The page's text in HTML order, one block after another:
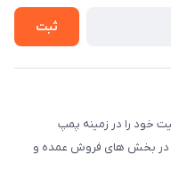
ثبت
باقرزاده از سال 1380 فعالیت خود را در زمینه پمپ
در بخش های فروش عمده و